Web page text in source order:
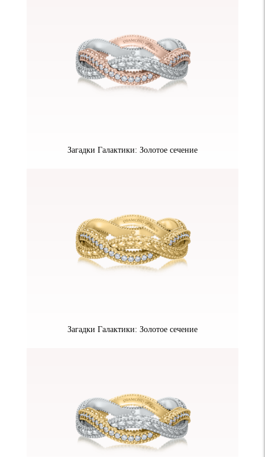
Загадки Галактики: Золотое сечение
Загадки Галактики: Золотое сечение